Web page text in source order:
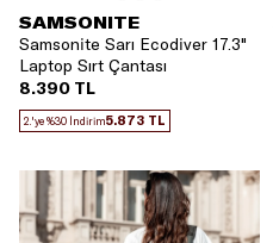
SAMSONITE
Samsonite Sarı Ecodiver 17.3"
Laptop Sırt Çantası
8.390 TL
2.'ye %30 İndirim5.873 TL